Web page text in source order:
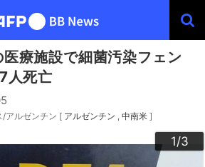
療施設で細菌汚染フェン
人死亡
/アルゼンチン [ アルゼンチン 中南米 ]
1/3
2/3
3/3